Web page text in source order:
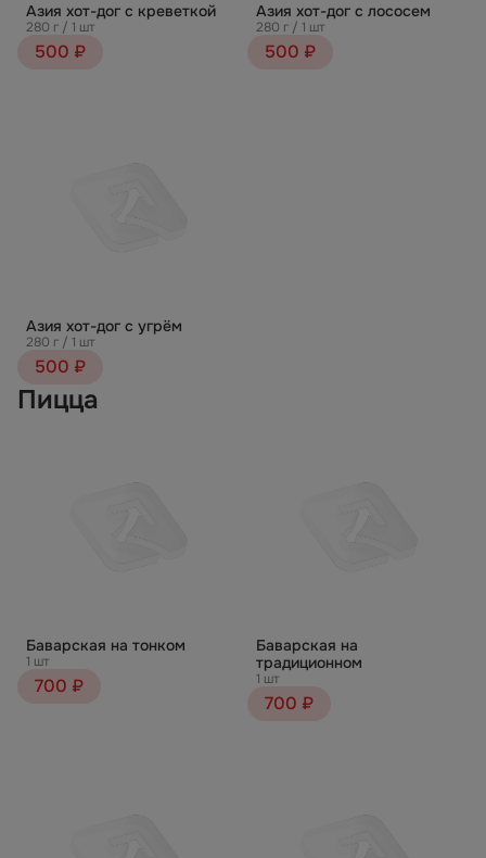
Азия хот-дог с креветкой
280 г / 1 шт
500 ₽
Азия хот-дог с лососем
280 г / 1 шт
500 ₽
Азия хот-дог с угрём
280 г / 1 шт
500 ₽
Пицца
Баварская на тонком
1 шт
700 ₽
Баварская на
традиционном
1 шт
700 ₽